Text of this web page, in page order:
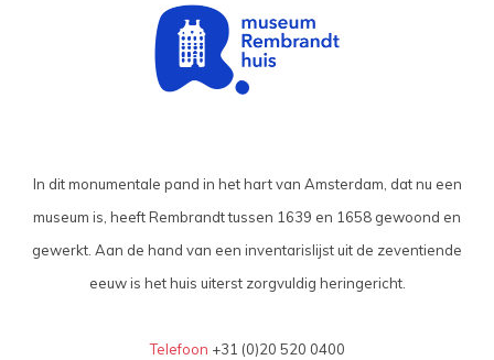
In dit monumentale pand in het hart van Amsterdam, dat nu een
museum is, heeft Rembrandt tussen 1639 en 1658 gewoond en
gewerkt. Aan de hand van een inventarislijst uit de zeventiende
eeuw is het huis uiterst zorgvuldig heringericht.
Telefoon +31 (0)20 520 0400